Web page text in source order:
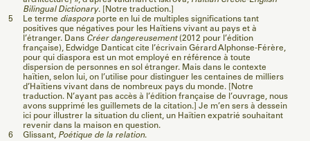
Bilingual Dictionary. [Notre traduction.]
5
Le terme diaspora porte en lui de multiples significations tant
positives que négatives pour les Haïtiens vivant au pays et à
l’étranger. Dans Créer dangereusement(2012 pour l’édition
française), Edwidge Danticat cite l’écrivain Gérard Alphonse-Férère,
pour qui diaspora est un mot employé en référence à toute
dispersion de personnes en sol étranger. Mais dans le contexte
haïtien, selon lui, on l’utilise pour distinguer les centaines de milliers
d’Haïtiens vivant dans de nombreux pays du monde. [Notre
traduction. N’ayant pas accès à l’édition française de l’ouvrage, nous
avons supprimé les guillemets de la citation.] Je m’en sers à dessein
ici pour illustrer la situation du client, un Haïtien expatrié souhaitant
revenir dans la maison en question.
6
Glissant, Poétique de la relation.